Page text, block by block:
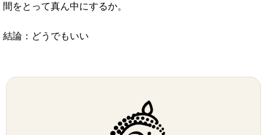
間をとって真ん中にするか。
結論：どうでもいい